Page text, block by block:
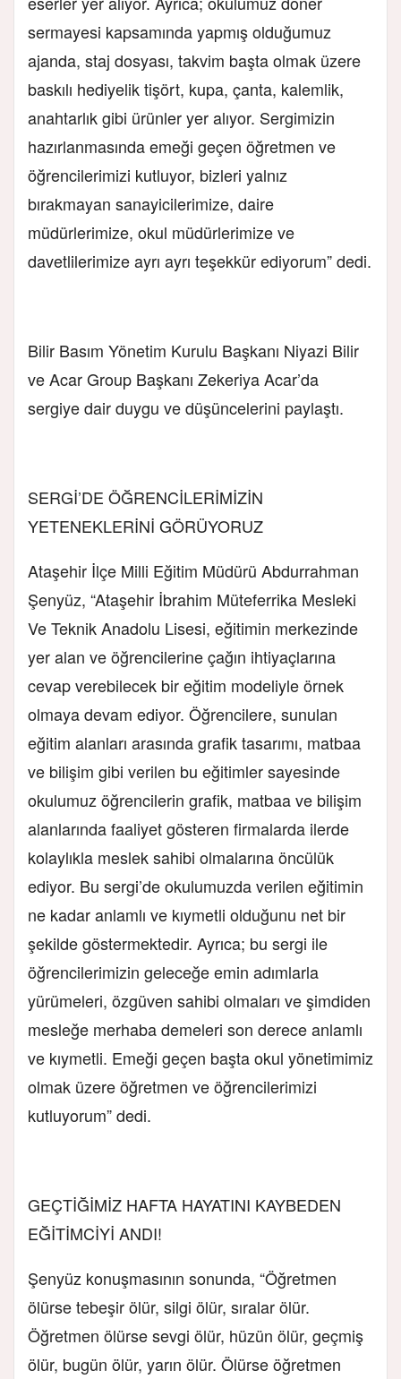
sermayesi kapsamında yapmış olduğumuz
ajanda, staj dosyası, takvim başta olmak üzere
baskılı hediyelik tişört, kupa, çanta, kalemlik,
anahtarlık gibi ürünler yer alıyor. Sergimizin
hazırlanmasında emeği geçen öğretmen ve
öğrencilerimizi kutluyor, bizleri yalnız
bırakmayan sanayicilerimize, daire
müdürlerimize, okul müdürlerimize ve
davetlilerimize ayrı ayrı teşekkür ediyorum” dedi.
Bilir Basım Yönetim Kurulu Başkanı Niyazi Bilir
ve Acar Group Başkanı Zekeriya Acar’da
sergiye dair duygu ve düşüncelerini paylaştı.
SERGİ’DE ÖĞRENCİLERİMİZİN
YETENEKLERİNİ GÖRÜYORUZ
Ataşehir İlçe Milli Eğitim Müdürü Abdurrahman
Şenyüz, “Ataşehir İbrahim Müteferrika Mesleki
Ve Teknik Anadolu Lisesi, eğitimin merkezinde
yer alan ve öğrencilerine çağın ihtiyaçlarına
cevap verebilecek bir eğitim modeliyle örnek
olmaya devam ediyor. Öğrencilere, sunulan
eğitim alanları arasında grafik tasarımı, matbaa
ve bilişim gibi verilen bu eğitimler sayesinde
okulumuz öğrencilerin grafik, matbaa ve bilişim
alanlarında faaliyet gösteren firmalarda ilerde
kolaylıkla meslek sahibi olmalarına öncülük
ediyor. Bu sergi’de okulumuzda verilen eğitimin
ne kadar anlamlı ve kıymetli olduğunu net bir
şekilde göstermektedir. Ayrıca; bu sergi ile
öğrencilerimizin geleceğe emin adımlarla
yürümeleri, özgüven sahibi olmaları ve şimdiden
mesleğe merhaba demeleri son derece anlamlı
ve kıymetli. Emeği geçen başta okul yönetimimiz
olmak üzere öğretmen ve öğrencilerimizi
kutluyorum” dedi.
GEÇTİĞİMİZ HAFTA HAYATINI KAYBEDEN
EĞİTİMCİYİ ANDI!
Şenyüz konuşmasının sonunda, “Öğretmen
ölürse tebeşir ölür, silgi ölür, sıralar ölür.
Öğretmen ölürse sevgi ölür, hüzün ölür, geçmiş
ölür, bugün ölür, yarın ölür. Ölürse öğretmen